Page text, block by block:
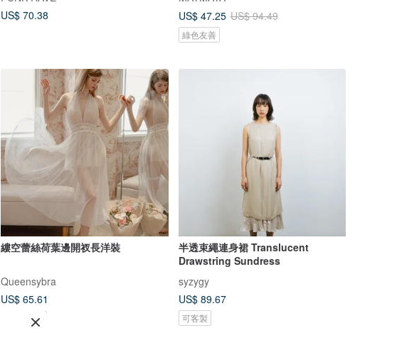
US$ 70.38
US$ 47.25 US$ 94.49
綠色友善
縷空蕾絲荷葉邊開衩長洋裝
Queensybra
US$ 65.61
半透束繩連身裙 Translucent
Drawstring Sundress
syzygy
US$ 89.67
可客製